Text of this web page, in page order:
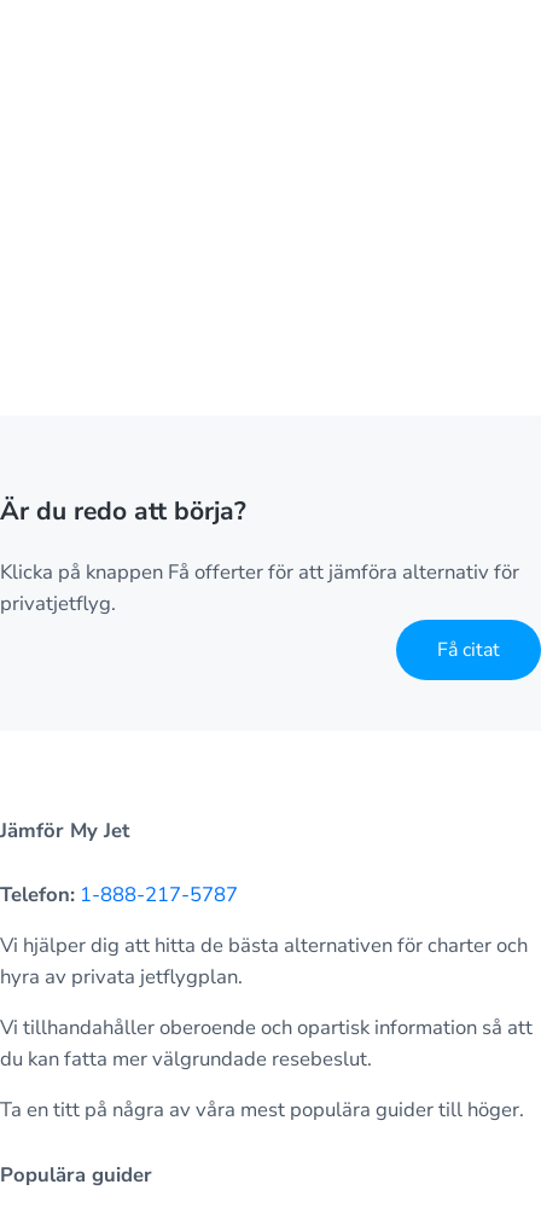
Är du redo att börja?
Klicka på knappen Få offerter för att jämföra alternativ för
privatjetflyg.
Få citat
Jämför My Jet
Telefon: 1-888-217-5787
Vi hjälper dig att hitta de bästa alternativen för charter och
hyra av privata jetflygplan.
Vi tillhandahåller oberoende och opartisk information så att
du kan fatta mer välgrundade resebeslut.
Ta en titt på några av våra mest populära guider till höger.
Populära guider